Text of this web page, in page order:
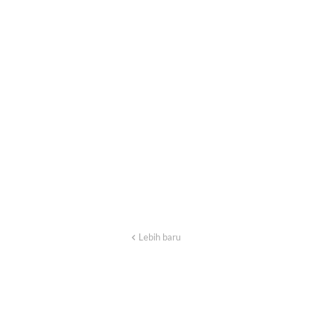
Lebih baru